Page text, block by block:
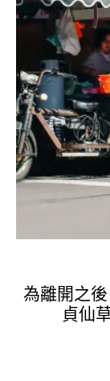
為離開之
貞仙